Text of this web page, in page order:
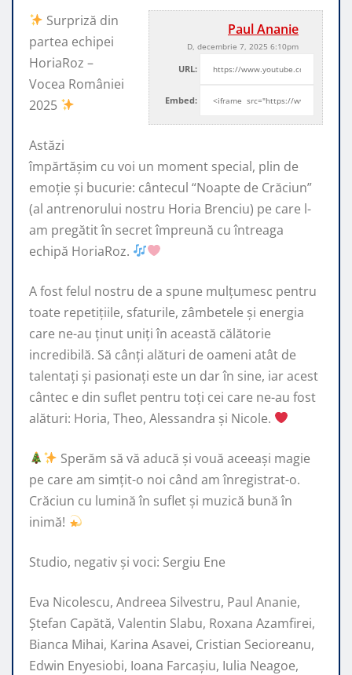
Paul Ananie
D, decembrie 7, 2025 6:10pm
URL:
Embed:
Surpriză din
partea echipei
HoriaRoz –
Vocea României
2025
Astăzi
împărtășim cu voi un moment special, plin de
emoție și bucurie: cântecul “Noapte de Crăciun”
(al antrenorului nostru Horia Brenciu) pe care l-
am pregătit în secret împreună cu întreaga
echipă HoriaRoz.
A fost felul nostru de a spune mulțumesc pentru
toate repetițiile, sfaturile, zâmbetele și energia
care ne-au ținut uniți în această călătorie
incredibilă. Să cânți alături de oameni atât de
talentați și pasionați este un dar în sine, iar acest
cântec e din suflet pentru toți cei care ne-au fost
alături: Horia, Theo, Alessandra și Nicole.
Sperăm să vă aducă și vouă aceeași magie
pe care am simțit-o noi când am înregistrat-o.
Crăciun cu lumină în suflet și muzică bună în
inimă!
Studio, negativ și voci: Sergiu Ene
Eva Nicolescu, Andreea Silvestru, Paul Ananie,
Ștefan Capătă, Valentin Slabu, Roxana Azamfirei,
Bianca Mihai, Karina Asavei, Cristian Secioreanu,
Edwin Enyesiobi, Ioana Farcașiu, Iulia Neagoe,